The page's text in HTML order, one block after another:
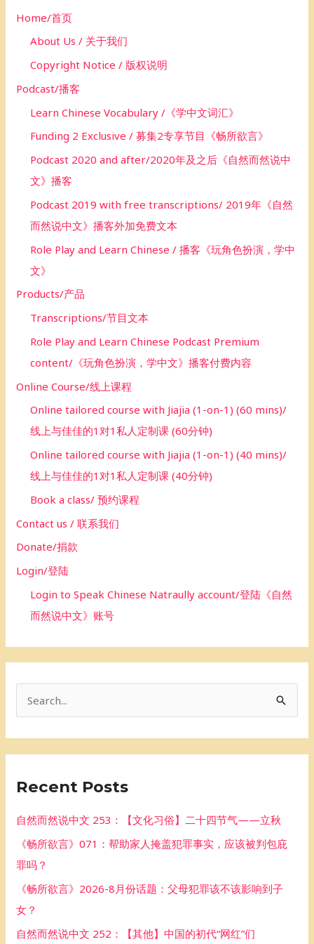
rHome/首页
About Us / 关于我们
Copyright Notice / 版权说明
Podcast/播客
Learn Chinese Vocabulary /《学中文词汇》
Funding 2 Exclusive / 募集2专享节目《畅所欲言》
Podcast 2020 and after/2020年及之后《自然而然说中
文》播客
Podcast 2019 with free transcriptions/ 2019年《自然
而然说中文》播客外加免费文本
Role Play and Learn Chinese / 播客《玩角色扮演，学中
文》
Products/产品
Transcriptions/节目文本
Role Play and Learn Chinese Podcast Premium
content/《玩角色扮演，学中文》播客付费内容
Online Course/线上课程
Online tailored course with Jiajia (1-on-1) (60 mins)/
线上与佳佳的1对1私人定制课 (60分钟)
Online tailored course with Jiajia (1-on-1) (40 mins)/
线上与佳佳的1对1私人定制课 (40分钟)
Book a class/ 预约课程
Contact us / 联系我们
Donate/捐款
Login/登陆
Login to Speak Chinese Natraully account/登陆《自然
而然说中文》账号
c
f
r
Recent Posts
自然而然说中文 253：【文化习俗】二十四节气——立秋
《畅所欲言》071：帮助家人掩盖犯罪事实，应该被判包庇
罪吗？
《畅所欲言》2026-8月份话题：父母犯罪该不该影响到子
女？
自然而然说中文 252：【其他】中国的初代“网红”们